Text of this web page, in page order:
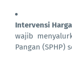
Intervensi
wajib
Pangan (SPHP)